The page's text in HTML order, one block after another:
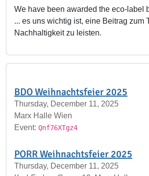
We have been awarded the eco-label
... es uns wichtig ist, eine Beitrag zum
Nachhaltigkeit zu leisten.
BDO Weihnachtsfeier 2025
Thursday, December 11, 2025
Marx Halle Wien
Event: Qnf76XTgz4
PORR Weihnachtsfeier 2025
Thursday, December 11, 2025